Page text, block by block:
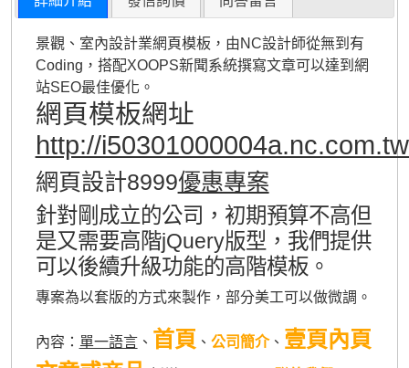
景觀、室內設計業網頁模板，由NC設計師從無到有
Coding，搭配XOOPS新聞系統撰寫文章可以達到網
站SEO最佳優化。
網頁模板網址
http://
網頁設計8999優惠專案
針對剛成立的公司，初期預算不高但
是又需要高階jQuery版型，我們提供
可以後續升級功能的高階模板。
專案為以套版的方式來製作，部分美工可以做微調。
內容： 單一語言、 首頁 、 公司簡介、 壹頁內頁